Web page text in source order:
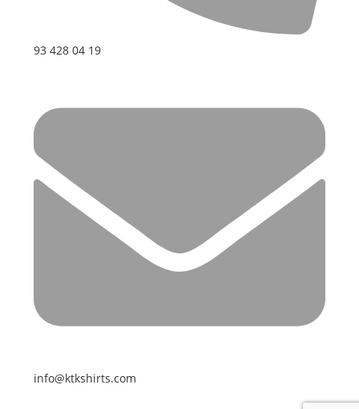
93 428 04 19
info@ktkshirts.com